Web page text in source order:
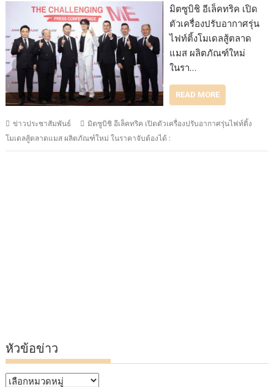
มิตซูบิชิ อีเล็คทริค เปิด
ตัวเครื่องปรับอากาศรุ่น
ไฟท์ติ้งโมเดลสู้ตลาด
แมส ผลิตภัณฑ์ใหม่
ในรา…
READ MORE
ข่าวประชาสัมพันธ์
มิตซูบิชิ อีเล็คทริค เปิดตัวเครื่องปรับอากาศรุ่นไฟท์ติ้ง
โมเดลสู้ตลาดแมส ผลิตภัณฑ์ใหม่ ในราคาจับต้องได้ :
หัวข้อข่าว
หัวข้อ